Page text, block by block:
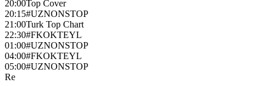
20:00Top Cover
20:15#UZNONSTOP
21:00Turk Top Chart
22:30#FKOKTEYL
01:00#UZNONSTOP
04:00#FKOKTEYL
05:00#UZNONSTOP
Re